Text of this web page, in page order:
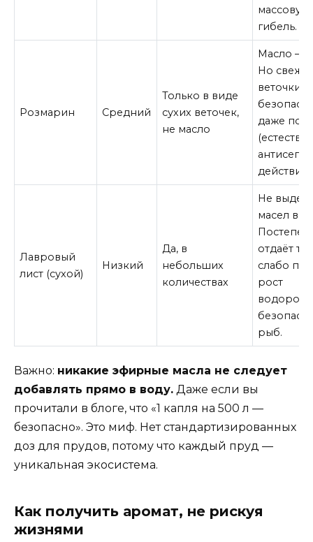
массовую
гибель.
Розмарин Средний
Только в виде
сухих веточек,
не масло
Масло —
Но
веточки
даже
действие).
Лавровый
лист (сухой)
Низкий
Да, в
небольших
количествах
Не
масел в
отдаёт
слабо
рост
рыб.
Важно: никакие эфирные масла не следует
добавлять прямо в воду. Даже если вы
прочитали в блоге, что «1 капля на 500 л —
безопасно». Это миф. Нет стандартизированных
доз для прудов, потому что каждый пруд —
уникальная экосистема.
Как получить аромат, не рискуя
жизнями